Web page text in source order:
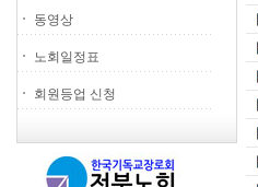
동영상
노회일정표
회원등업 신청